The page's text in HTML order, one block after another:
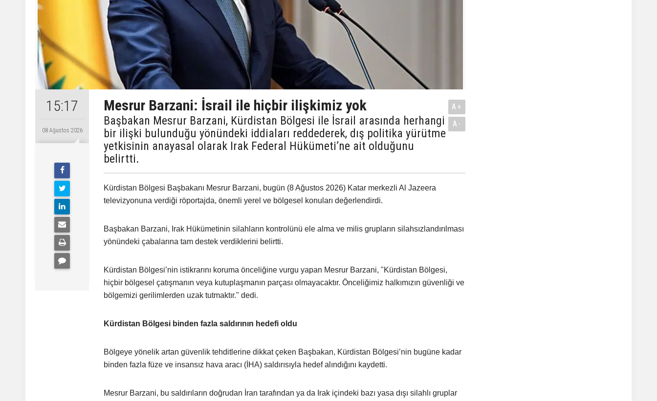
15:17
08 Ağustos 2026
Mesrur Barzani: İsrail ile hiçbir ilişkimiz yok
Başbakan Mesrur Barzani, Kürdistan Bölgesi ile İsrail arasında herhangi
bir ilişki bulunduğu yönündeki iddiaları reddederek, dış politika yürütme
yetkisinin anayasal olarak Irak Federal Hükümeti’ne ait olduğunu
belirtti.
A+
A-
Kürdistan Bölgesi Başbakanı Mesrur Barzani, bugün (8 Ağustos 2026) Katar merkezli Al Jazeera
televizyonuna verdiği röportajda, önemli yerel ve bölgesel konuları değerlendirdi.
Başbakan Barzani, Irak Hükümetinin silahların kontrolünü ele alma ve milis grupların silahsızlandırılması
yönündeki çabalarına tam destek verdiklerini belirtti.
Kürdistan Bölgesi’nin istikrarını koruma önceliğine vurgu yapan Mesrur Barzani, "Kürdistan Bölgesi,
hiçbir bölgesel çatışmanın veya kutuplaşmanın parçası olmayacaktır. Önceliğimiz halkımızın güvenliği ve
bölgemizi gerilimlerden uzak tutmaktır." dedi.
Kürdistan Bölgesi binden fazla saldırının hedefi oldu
Bölgeye yönelik artan güvenlik tehditlerine dikkat çeken Başbakan, Kürdistan Bölgesi’nin bugüne kadar
binden fazla füze ve insansız hava aracı (İHA) saldırısıyla hedef alındığını kaydetti.
Mesrur Barzani, bu saldırıların doğrudan İran tarafından ya da Irak içindeki bazı yasa dışı silahlı gruplar